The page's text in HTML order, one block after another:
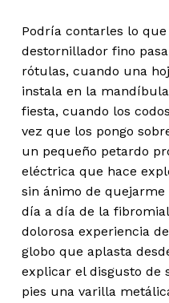
Podría contarles lo
destornillador fino
rótulas, cuando una
instala en la
fiesta, cuando los
vez que los pongo
un pequeño petardo
eléctrica que hace
sin ánimo de
día a día de la
dolorosa experiencia
globo que aplasta
explicar el disgusto de
pies una varilla